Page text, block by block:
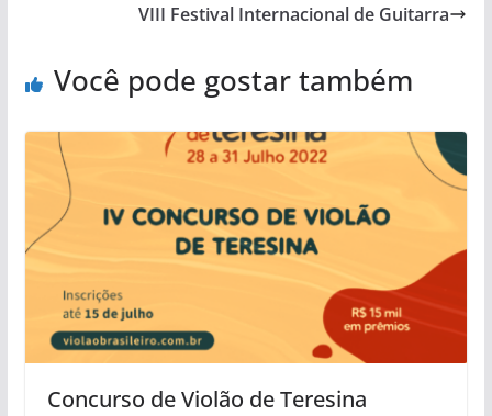
VIII Festival Internacional de Guitarra
Você pode gostar também
Concurso de Violão de Teresina